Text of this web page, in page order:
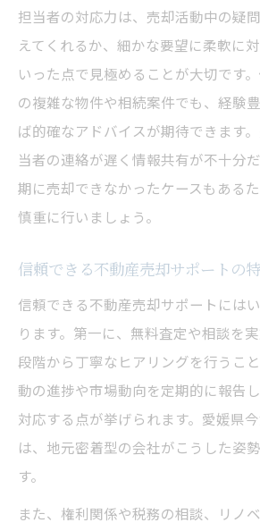
担当者の対応力は、売却活動中の疑
えてくれるか、細かな要望に柔軟に
いった点で見極めることが大切です
の複雑な物件や相続案件でも、経験
ば的確なアドバイスが期待できます
当者の連絡が遅く情報共有が不十分
期に売却できなかったケースもある
慎重に行いましょう。
信頼できる不動産売却サポートの
信頼できる不動産売却サポートには
ります。第一に、無料査定や相談を
段階から丁寧なヒアリングを行うこ
動の進捗や市場動向を定期的に報告
対応する点が挙げられます。愛媛県
は、地元密着型の会社がこうした姿
す。
また、権利関係や税務の相談、リノ